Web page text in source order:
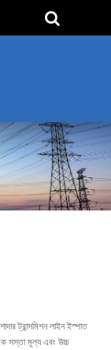
ট্রান্সমিশন লাইন ইস্পাত
সস্তা মূল্য এবং উচ্চ